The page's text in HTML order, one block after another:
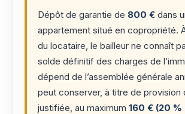
Dépôt de garantie de 800 € dans
appartement situé en copropriété.
du locataire, le bailleur ne connaît
solde définitif des charges de
dépend de l’assemblée générale
peut conserver, à titre de provision
justifiée, au maximum 160 € (20